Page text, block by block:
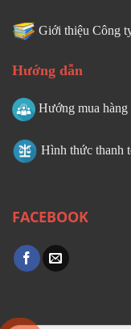
Giới thiệu Công
Hướng dẫn
Hướng mua hàng
Hình thức thanh
FACEBOOK